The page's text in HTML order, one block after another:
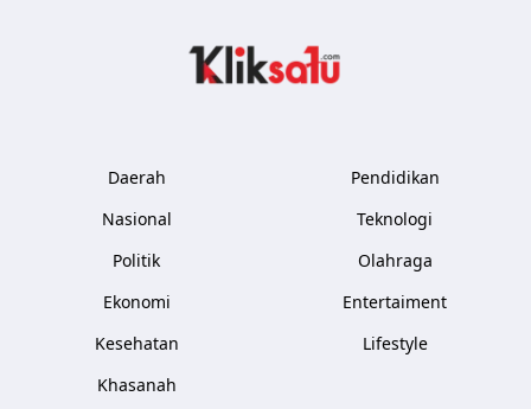
Daerah
Nasional
Politik
Ekonomi
Kesehatan
Khasanah
Pendidikan
Teknologi
Olahraga
Entertaiment
Lifestyle